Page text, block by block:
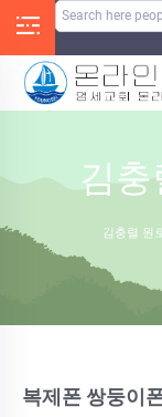
김
김충렬 원
복제폰 쌍둥이